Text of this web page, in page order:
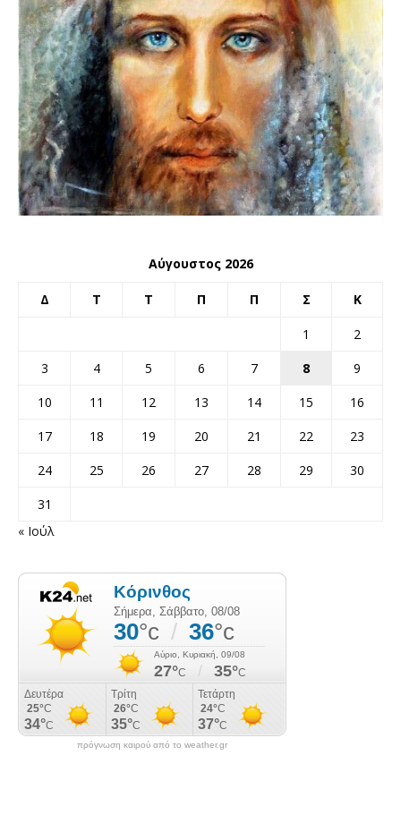
Αύγουστος 2026
Δ Τ Τ Π Π Σ Κ
1
2
3
4 5 6 7 8
9
10
11 12 13 14 15
16
17
18 19 20 21 22
23
24
25 26 27 28 29
30
31
« Ιούλ
πρόγνωση καιρού από το weather.gr